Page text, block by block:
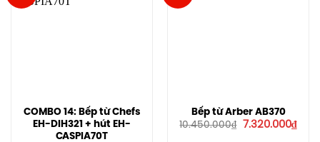
COMBO 14: Bếp từ Chefs
EH-DIH321 + hút EH-
CASPIA70T
Bếp từ Arber AB370
10.450.000₫
Giá
7.320.000₫Giá